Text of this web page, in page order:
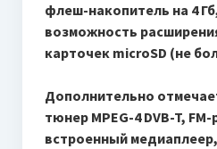
флеш-накопитель на 4
возможность
карточек microSD (не
Дополнительно
тюнер MPEG-4 DVB-T,
встроенный